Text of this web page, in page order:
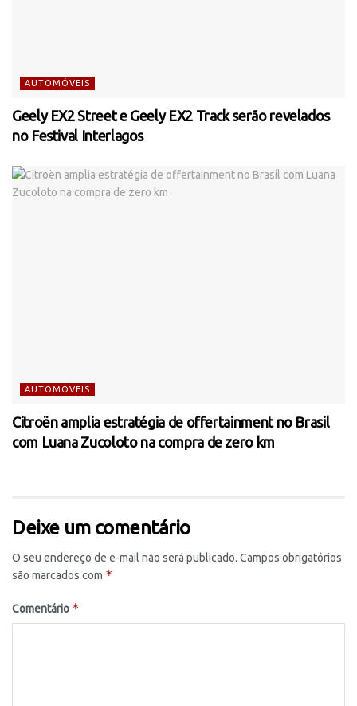
AUTOMÓVEIS
Geely EX2 Street e Geely EX2 Track serão revelados
no Festival Interlagos
AUTOMÓVEIS
Citroën amplia estratégia de offertainment no Brasil
com Luana Zucoloto na compra de zero km
Deixe um comentário
O seu endereço de e-mail não será publicado. Campos obrigatórios
são marcados com *
Comentário *